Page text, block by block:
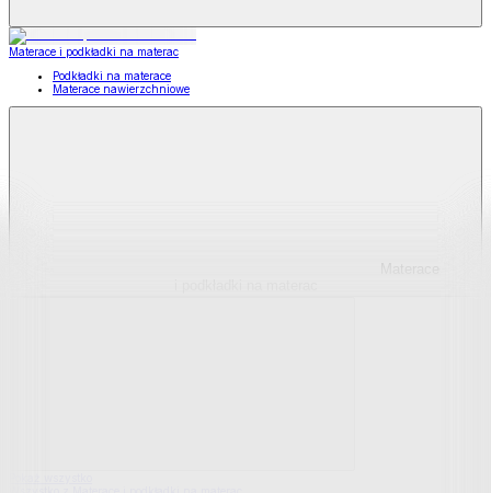
Materace i podkładki na materac
Podkładki na materace
Materace nawierzchniowe